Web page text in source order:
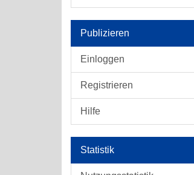
Publizieren
Einloggen
Registrieren
Hilfe
Statistik